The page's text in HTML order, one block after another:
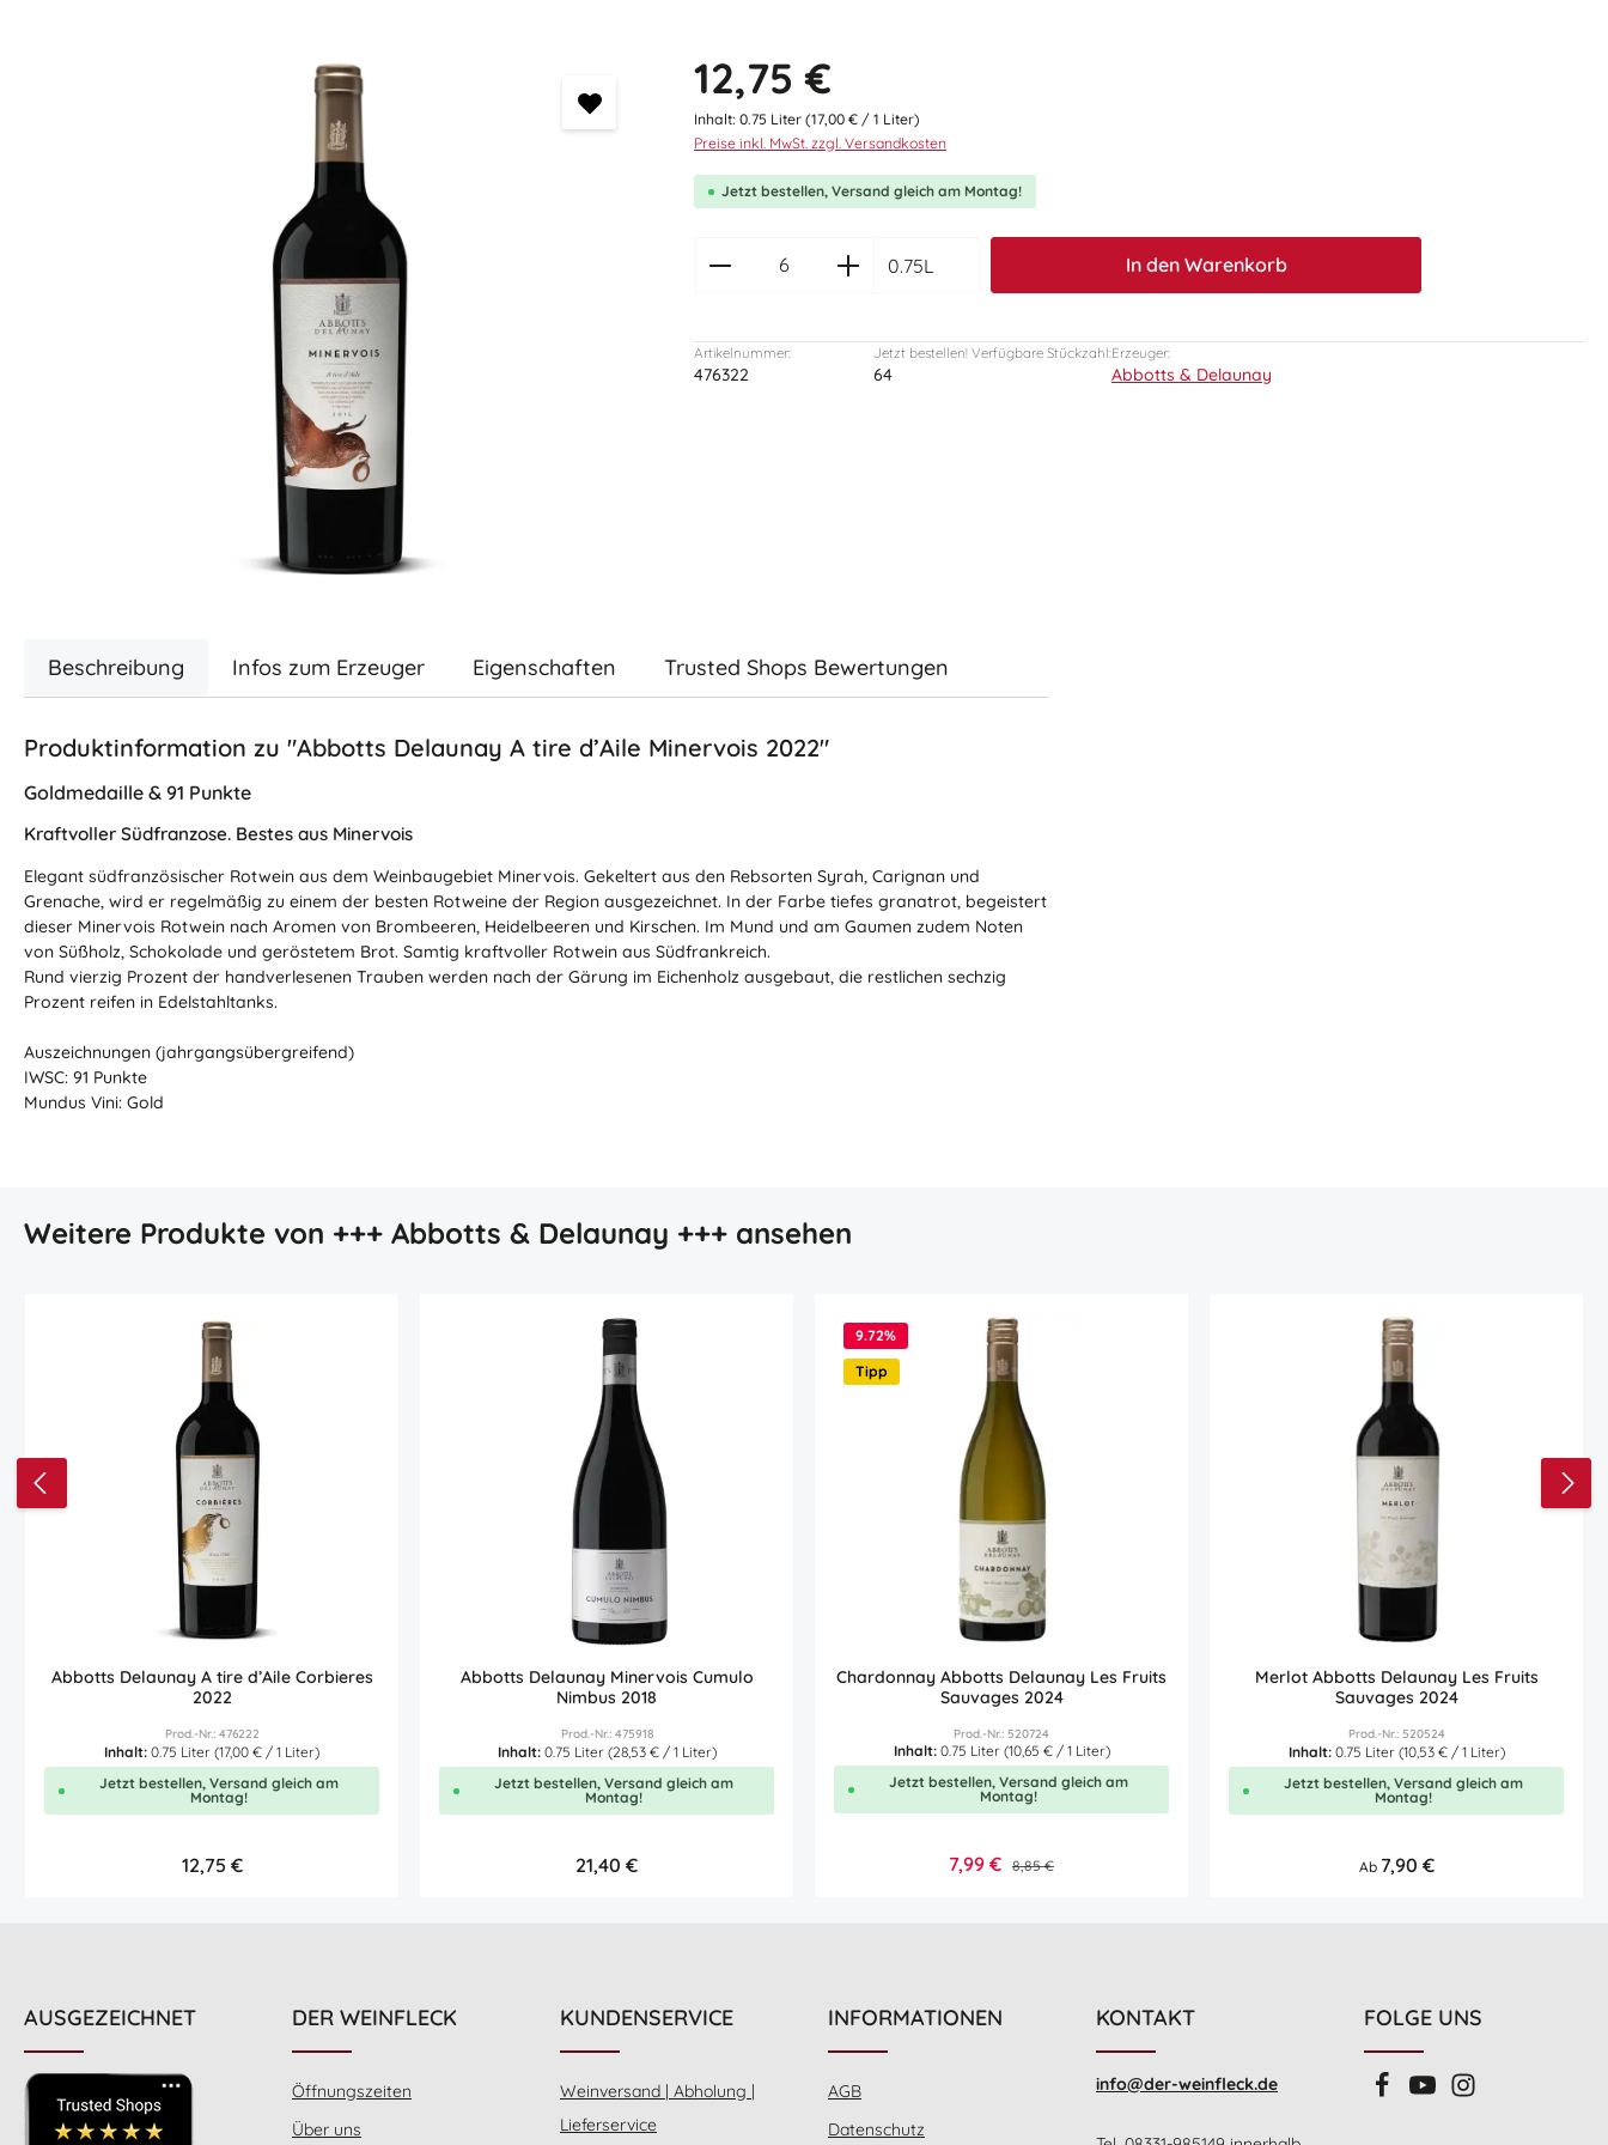
12,75 €
Inhalt: 0.75 Liter (17,00 € / 1 Liter)
Preise inkl. MwSt. zzgl. Versandkosten
Jetzt bestellen, Versand gleich am Montag!
zentheme.component.product.quantitySelect.legend
0.75L In den Warenkorb
Artikelnummer:
476322
Jetzt bestellen! Verfügbare Stückzahl:
64
Erzeuger:
Abbotts & Delaunay
Beschreibung Infos zum Erzeuger Eigenschaften Trusted Shops Bewertungen
Produktinformation zu "Abbotts Delaunay A tire d’Aile Minervois 2022"
Goldmedaille & 91 Punkte
Kraftvoller Südfranzose. Bestes aus Minervois
Elegant südfranzösischer Rotwein aus dem Weinbaugebiet Minervois. Gekeltert aus den Rebsorten Syrah, Carignan und
Grenache, wird er regelmäßig zu einem der besten Rotweine der Region ausgezeichnet. In der Farbe tiefes granatrot, begeistert
dieser Minervois Rotwein nach Aromen von Brombeeren, Heidelbeeren und Kirschen. Im Mund und am Gaumen zudem Noten
von Süßholz, Schokolade und geröstetem Brot. Samtig kraftvoller Rotwein aus Südfrankreich.
Rund vierzig Prozent der handverlesenen Trauben werden nach der Gärung im Eichenholz ausgebaut, die restlichen sechzig
Prozent reifen in Edelstahltanks.
Auszeichnungen (jahrgangsübergreifend)
IWSC: 91 Punkte
Mundus Vini: Gold
Produktgalerie überspringen
Weitere Produkte von +++ Abbotts & Delaunay +++ ansehen
Abbotts Delaunay A tire d’Aile Corbieres
2022
Prod.-Nr.: 476222
Inhalt: 0.75 Liter (17,00 € / 1 Liter)
Jetzt bestellen, Versand gleich am
Montag!
Regulärer Preis:
12,75 €
Abbotts Delaunay Minervois Cumulo
Nimbus 2018
Prod.-Nr.: 475918
Inhalt: 0.75 Liter (28,53 € / 1 Liter)
Jetzt bestellen, Versand gleich am
Montag!
Regulärer Preis:
21,40 €
9.72%
Tipp
Chardonnay Abbotts Delaunay Les Fruits
Sauvages 2024
Prod.-Nr.: 520724
Inhalt: 0.75 Liter (10,65 € / 1 Liter)
Jetzt bestellen, Versand gleich am
Montag!
Verkaufspreis:
7,99 € Regulärer Preis:
8,85 €
Merlot Abbotts Delaunay Les Fruits
Sauvages 2024
Prod.-Nr.: 520524
Inhalt: 0.75 Liter (10,53 € / 1 Liter)
Jetzt bestellen, Versand gleich am
Montag!
Regulärer Preis:
Ab 7,90 €
AUSGEZEICHNET DER WEINFLECK
Öffnungszeiten
Über uns
KUNDENSERVICE
Weinversand | Abholung |
Lieferservice
INFORMATIONEN
AGB
Datenschutz
KONTAKT
info@der-weinfleck.de
FOLGE UNS